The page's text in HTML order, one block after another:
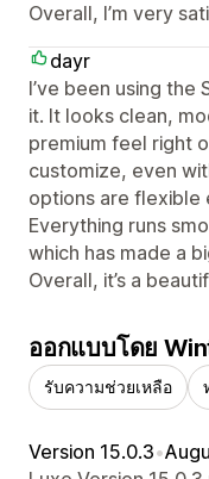
Overall, I’m very
dayr
I’ve been using
it. It looks clean,
premium feel right
customize, even
options are flexible
Everything runs
which has made a
Overall, it’s a
ออกแบบโดย
รับความช่วยเหลือ
Version 15.0.3•